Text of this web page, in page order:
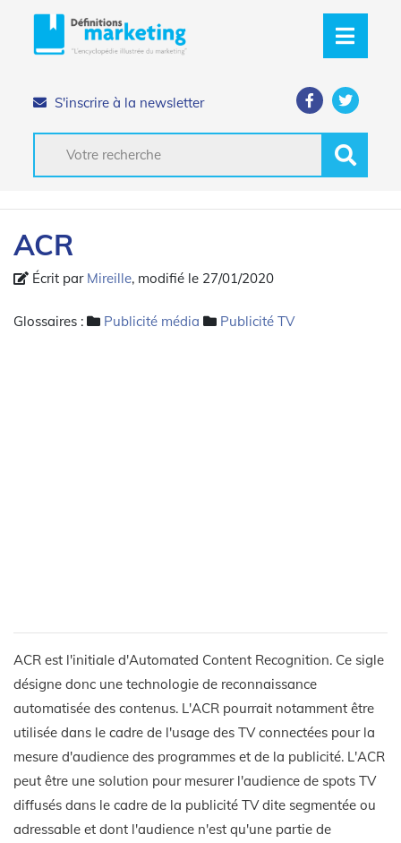
S'inscrire à la newsletter
ACR
Écrit par Mireille, modifié le 27/01/2020
Glossaires : Publicité média Publicité TV
ACR est l'initiale d'Automated Content Recognition. Ce sigle
désigne donc une technologie de reconnaissance
automatisée des contenus. L'ACR pourrait notamment être
utilisée dans le cadre de l'usage des TV connectées pour la
mesure d'audience des programmes et de la publicité. L'ACR
peut être une solution pour mesurer l'audience de spots TV
diffusés dans le cadre de la publicité TV dite segmentée ou
adressable et dont l'audience n'est qu'une partie de